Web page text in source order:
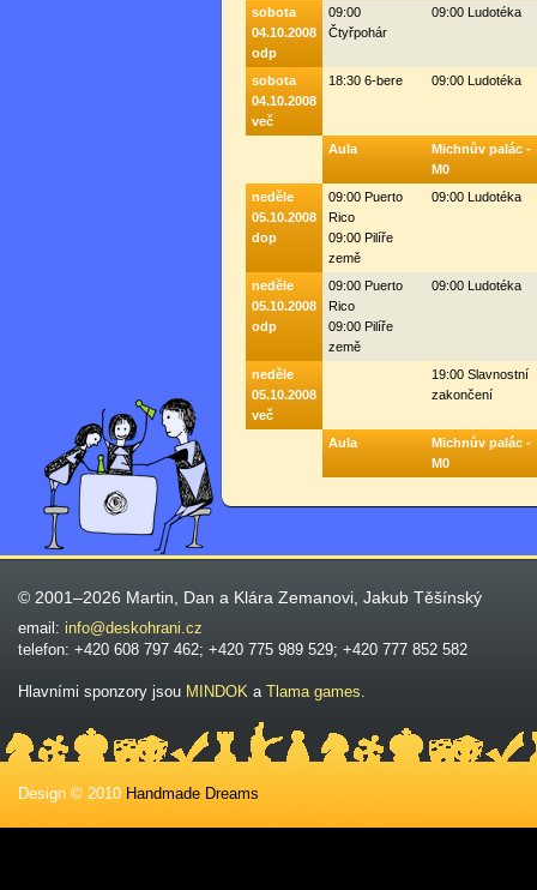
sobota
04.10.2008
odp
09:00
Čtyřpohár
09:00 Ludotéka
sobota
04.10.2008
več
18:30 6-bere 09:00 Ludotéka
Aula
Michnův palác -
M0
neděle
05.10.2008
dop
09:00 Puerto
Rico
09:00 Pilíře
země
09:00 Ludotéka
neděle
05.10.2008
odp
09:00 Puerto
Rico
09:00 Pilíře
země
09:00 Ludotéka
neděle
05.10.2008
več
19:00 Slavnostní
zakončení
Aula
Michnův palác -
M0
© 2001–2026 Martin, Dan a Klára Zemanovi, Jakub Těšínský
email: info@deskohrani.cz
telefon: +420 608 797 462; +420 775 989 529; +420 777 852 582
Hlavními sponzory jsou MINDOK a Tlama games.
Design © 2010 Handmade Dreams